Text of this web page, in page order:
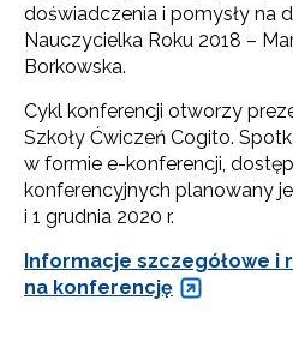
doświadczenia i pomysły na
Nauczycielka Roku 2018 –
Borkowska.
Cykl konferencji otworzy
Szkoły Ćwiczeń Cogito.
w formie e-konferencji,
konferencyjnych planowany
i 1 grudnia 2020 r.
Informacje szczegółowe i
na konferencję